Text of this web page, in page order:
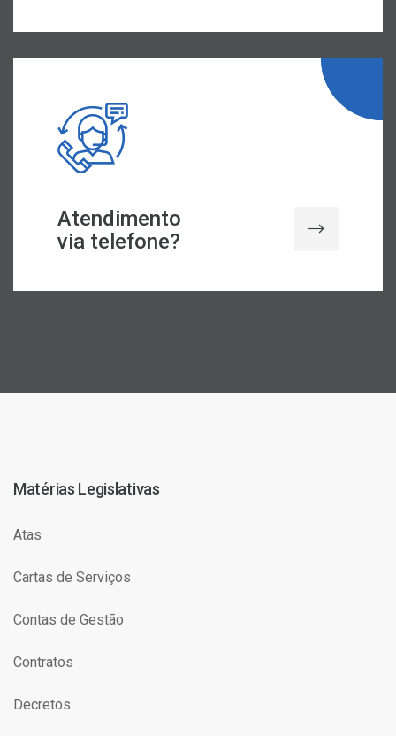
Atendimento
via telefone?
Matérias Legislativas
Atas
Cartas de Serviços
Contas de Gestão
Contratos
Decretos